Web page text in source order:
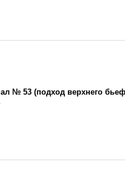
№ 53 (подход верхнего